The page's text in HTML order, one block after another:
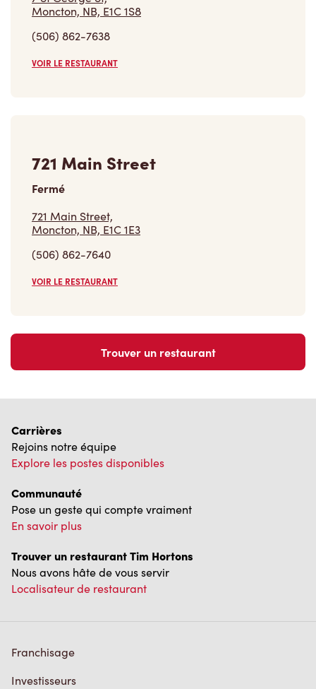
Moncton, NB, E1C 1S8
(506) 862-7638
VOIR LE RESTAURANT
721 Main Street
Fermé
721 Main Street,
Moncton, NB, E1C 1E3
(506) 862-7640
VOIR LE RESTAURANT
Trouver un restaurant
Carrières
Rejoins notre équipe
Explore les postes disponibles
Communauté
Pose un geste qui compte vraiment
En savoir plus
Trouver un restaurant Tim Hortons
Nous avons hâte de vous servir
Localisateur de restaurant
Franchisage
Investisseurs